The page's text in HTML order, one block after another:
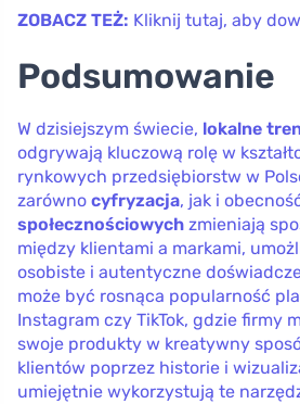
ZOBACZ TEŻ: Kliknij tutaj, aby
Podsumowanie
W dzisiejszym świecie, lokalne
odgrywają kluczową rolę w
rynkowych przedsiębiorstw w
zarówno cyfryzacja, jak i
społecznościowych zmieniają
między klientami a markami,
osobiste i autentyczne
może być rosnąca popularność
Instagram czy TikTok, gdzie firmy
swoje produkty w kreatywny
klientów poprzez historie i
umiejętnie wykorzystują te